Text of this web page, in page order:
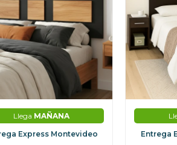
Llega MAÑANA
Express Montevideo
Entrega